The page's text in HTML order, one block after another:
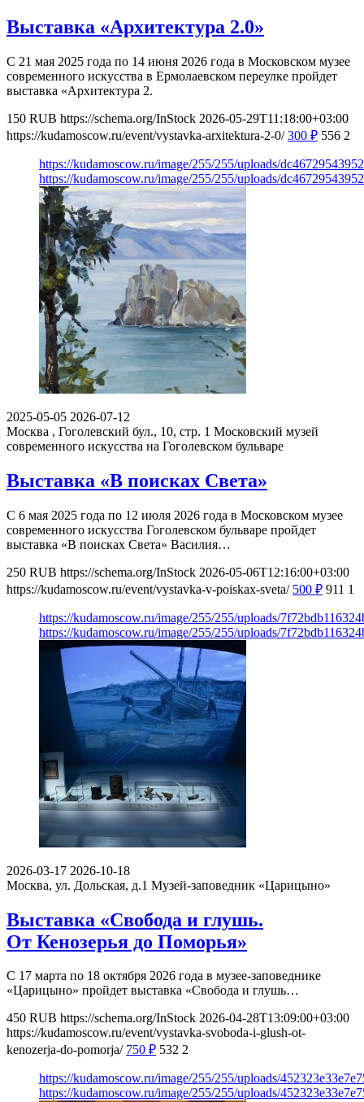
Выставка «Архитектура 2.0»
С 21 мая 2025 года по 14 июня 2026 года в Московском музее
современного искусства в Ермолаевском переулке пройдет
выставка «Архитектура 2.
150 RUB https://schema.org/InStock 2026-05-29T11:18:00+03:00
https://kudamoscow.ru/event/vystavka-arxitektura-2-0/ 300 ₽ 556 2
https://kudamoscow.ru/image/255/255/uploads/
https://kudamoscow.ru/image/255/255/uploads/
2025-05-05 2026-07-12
Москва , Гоголевский бул., 10, стр. 1 Московский музей
современного искусства на Гоголевском бульваре
Выставка «В поисках Света»
С 6 мая 2025 года по 12 июля 2026 года в Московском музее
современного искусства Гоголевском бульваре пройдет
выставка «В поисках Света» Василия…
250 RUB https://schema.org/InStock 2026-05-06T12:16:00+03:00
https://kudamoscow.ru/event/vystavka-v-poiskax-sveta/ 500 ₽ 911 1
https://kudamoscow.ru/image/255/255/uploads/
https://kudamoscow.ru/image/255/255/uploads/
2026-03-17 2026-10-18
Москва, ул. Дольская, д.1 Музей-заповедник «Царицыно»
Выставка «Свобода и глушь.
От Кенозерья до Поморья»
С 17 марта по 18 октября 2026 года в музее-заповеднике
«Царицыно» пройдет выставка «Свобода и глушь…
450 RUB https://schema.org/InStock 2026-04-28T13:09:00+03:00
https://kudamoscow.ru/event/vystavka-svoboda-i-glush-ot-
kenozerja-do-pomorja/ 750 ₽ 532 2
https://kudamoscow.ru/image/255/255/uploads/
https://kudamoscow.ru/image/255/255/uploads/